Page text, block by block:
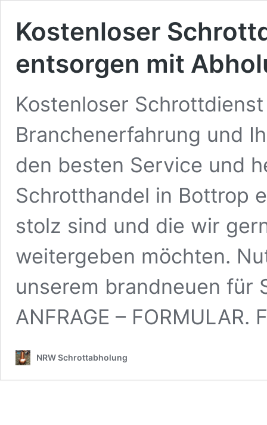
Kostenloser
entsorgen mit
Kostenloser
Branchenerfahrung und
den besten Service und
Schrotthandel in Bottrop
stolz sind und die wir
weitergeben möchten.
unserem brandneuen für
ANFRAGE –
NRW Schrottabholung